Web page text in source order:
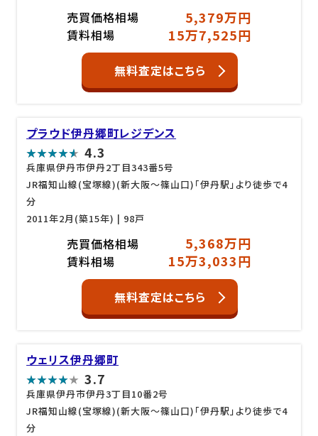
売買価格相場 5,379万円
賃料相場 15万7,525円
無料査定はこちら
プラウド伊丹郷町レジデンス
4.3
兵庫県伊丹市伊丹2丁目343番5号
JR福知山線(宝塚線)(新大阪～篠山口)「伊丹駅」より徒歩で4
分
2011年2月(築15年) | 98戸
売買価格相場 5,368万円
賃料相場 15万3,033円
無料査定はこちら
ウェリス伊丹郷町
3.7
兵庫県伊丹市伊丹3丁目10番2号
JR福知山線(宝塚線)(新大阪～篠山口)「伊丹駅」より徒歩で4
分